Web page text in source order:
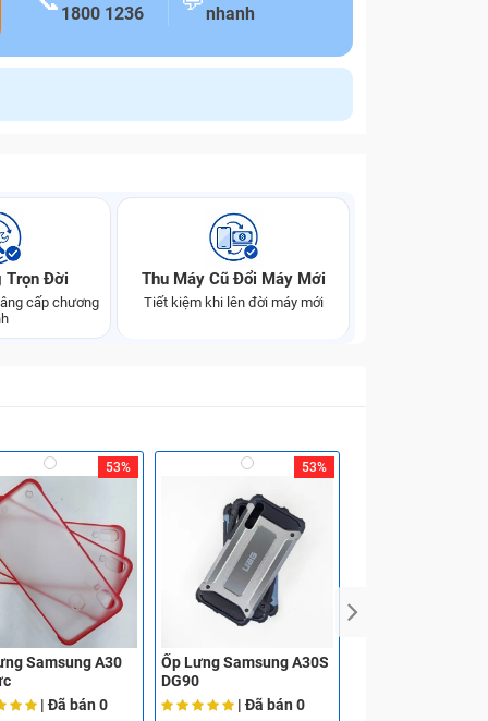
1800 1236
nhanh
Trọn Đời
cấp chương
Thu Máy Cũ Đổi Máy Mới
Tiết kiệm khi lên đời máy mới
53%
Samsung A30
| Đã bán0
53%
Ốp Lưng Samsung A30S
DG90
| Đã bán 0